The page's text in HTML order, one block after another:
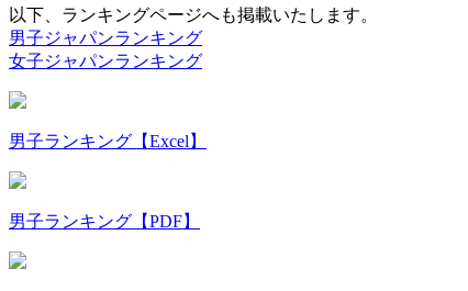
以下、ランキングページへも掲載いたします。
男子ジャパンランキング
女子ジャパンランキング
男子ランキング【Excel】
男子ランキング【PDF】